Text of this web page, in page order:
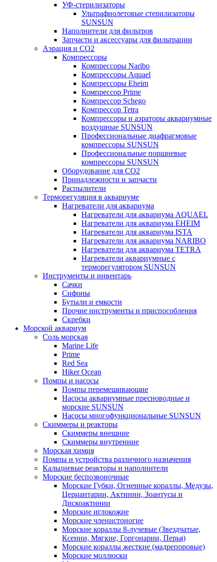
УФ-стерилизаторы
Ультрафиолетовые стерилизаторы
SUNSUN
Наполнители для фильтров
Запчасти и аксессуары для фильтрации
Аэрация и CO2
Компрессоры
Компрессоры Naribo
Компрессоры Aquael
Компрессоры Eheim
Компрессор Prime
Компрессор Schego
Компрессор Tetra
Компрессоры и аэраторы аквариумные
воздушные SUNSUN
Профессиональные диафрагмовые
компрессоры SUNSUN
Профессиональные поршневые
компрессоры SUNSUN
Оборудование для CO2
Принадлежности и запчасти
Распылители
Терморегуляция в аквариуме
Нагреватели для аквариума
Нагреватели для аквариума AQUAEL
Нагреватели для аквариума EHEIM
Нагреватели для аквариума ISTA
Нагреватели для аквариума NARIBO
Нагреватели для аквариума TETRA
Нагреватели аквариумные с
терморегулятором SUNSUN
Инструменты и инвентарь
Сачки
Сифоны
Бутыли и емкости
Прочие инструменты и приспособления
Скребки
Морской аквариум
Соль морская
Marine Life
Prime
Red Sea
Hiker Ocean
Помпы и насосы
Помпы перемешивающие
Насосы аквариумные пресноводные и
морские SUNSUN
Насосы многофункциональные SUNSUN
Скиммеры и реакторы
Скиммеры внешние
Скиммеры внутренние
Морская химия
Помпы и устройства различного назначения
Кальциевые реакторы и наполнители
Морские беспозвоночные
Морские Губки, Огненные кораллы, Медузы,
Цериантарии, Актинии, Зоантусы и
Дискоактинии
Морские иглокожие
Морские членистоногие
Морские кораллы 8-лучевые (Звездчатые,
Ксении, Мягкие, Горгонарии, Перья)
Морские кораллы жесткие (мадрепоровые)
Морские моллюски